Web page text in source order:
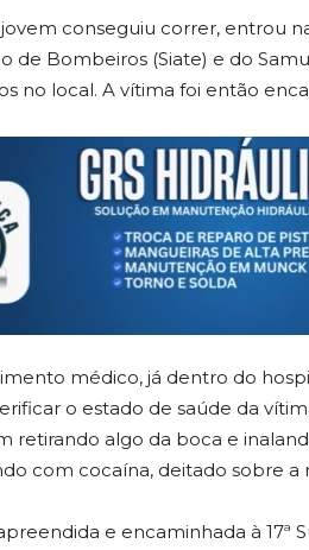
conseguiu correr, entrou
de Bombeiros (Siate) e do
no local. A vítima foi então
médico, já dentro do
o estado de saúde da
retirando algo da boca e
com cocaína, deitado sobre
e encaminhada à 17ª